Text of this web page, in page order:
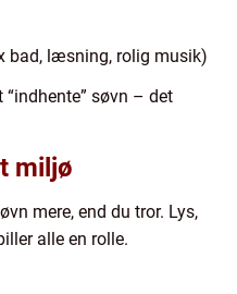
bad, læsning, rolig musik)
søvn – det
miljø
mere, end du tror. Lys,
alle en rolle.